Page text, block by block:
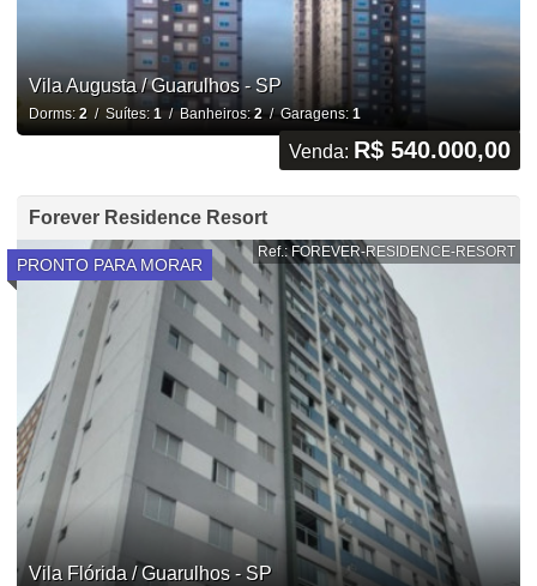
Vila Augusta / Guarulhos - SP
Dorms: 2/ Suítes: 1/ Banheiros:2/ Garagens: 1
Venda: R$ 540.000,00
Forever Residence Resort
PRONTO PARA MORAR
Ref.: FOREVER-RESIDENCE-RESORT
Vila Flórida / Guarulhos - SP